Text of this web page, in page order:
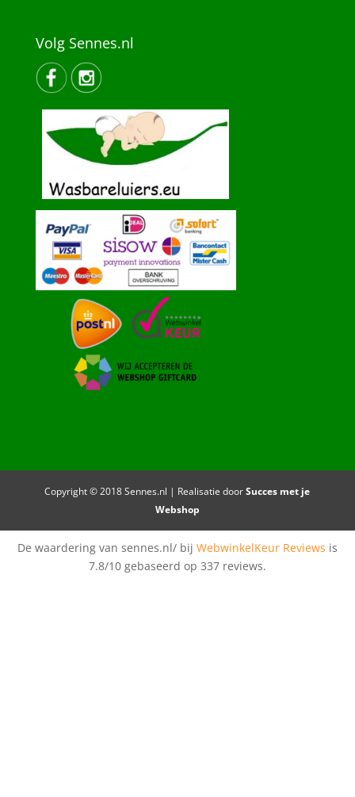
Volg Sennes.nl
Copyright © 2018 Sennes.nl | Realisatie doorSucces met je
Webshop
De waardering van sennes.nl/ bij WebwinkelKeur Reviews is
7.8/10 gebaseerd op 337 reviews.